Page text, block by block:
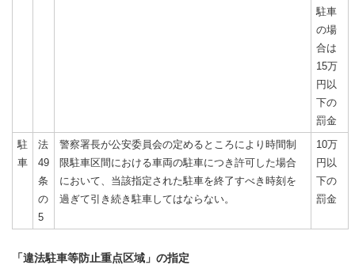
駐車
の場
合は
15万
円以
下の
罰金
駐
車
法
49
条
の
5
警察署長が公安委員会の定めるところにより時間制
限駐車区間における車両の駐車につき許可した場合
において、当該指定された駐車を終了すべき時刻を
過ぎて引き続き駐車してはならない。
10万
円以
下の
罰金
「違法駐車等防止重点区域」の指定